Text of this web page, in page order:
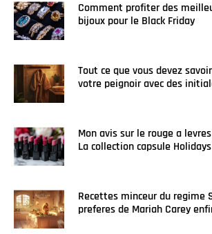
Comment profiter des
bijoux pour le Black Friday
Tout ce que vous devez
votre peignoir avec des
Mon avis sur le rouge a
La collection capsule
Recettes minceur du regime
preferes de Mariah Carey